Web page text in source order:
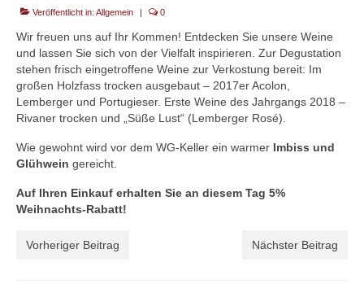
Veröffentlicht in: Allgemein 0
Wir freuen uns auf Ihr Kommen! Entdecken Sie unsere Weine
und lassen Sie sich von der Vielfalt inspirieren. Zur Degustation
stehen frisch eingetroffene Weine zur Verkostung bereit: Im
großen Holzfass trocken ausgebaut – 2017er Acolon,
Lemberger und Portugieser. Erste Weine des Jahrgangs 2018 –
Rivaner trocken und „Süße Lust“ (Lemberger Rosé).
Wie gewohnt wird vor dem WG-Keller ein warmer Imbiss und
Glühwein gereicht.
Auf Ihren Einkauf erhalten Sie an diesem Tag 5%
Weihnachts-Rabatt!
Vorheriger Beitrag Nächster Beitrag